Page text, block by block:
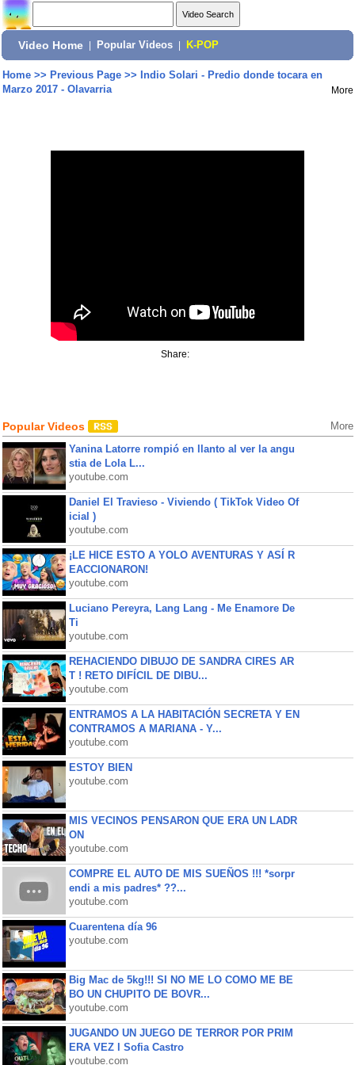
Video Home Popular Videos K-POP
Home>> Previous Page>> Indio Solari - Predio donde tocara en
Marzo 2017 - Olavarria
More
Share:
Popular Videos More
Yanina Latorre rompió en llanto al ver la angu
stia de Lola L...
youtube.com
Daniel El Travieso - Viviendo ( TikTok Video Of
icial )
youtube.com
¡LE HICE ESTO A YOLO AVENTURAS Y ASÍ R
EACCIONARON!
youtube.com
Luciano Pereyra, Lang Lang - Me Enamore De
Ti
youtube.com
REHACIENDO DIBUJO DE SANDRA CIRES AR
T ! RETO DIFÍCIL DE DIBU...
youtube.com
ENTRAMOS A LA HABITACIÓN SECRETA Y EN
CONTRAMOS A MARIANA - Y...
youtube.com
ESTOY BIEN
youtube.com
MIS VECINOS PENSARON QUE ERA UN LADR
ON
youtube.com
COMPRE EL AUTO DE MIS SUEÑOS !!! *sorpr
endi a mis padres* ??...
youtube.com
Cuarentena día 96
youtube.com
Big Mac de 5kg!!! SI NO ME LO COMO ME BE
BO UN CHUPITO DE BOVR...
youtube.com
JUGANDO UN JUEGO DE TERROR POR PRIM
ERA VEZ l Sofia Castro
youtube.com